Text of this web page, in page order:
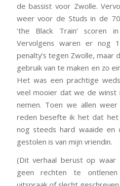
de bassist voor Zwolle.
weer voor de Studs in de
‘the Black Train’
Vervolgens waren er nog
penalty’s tegen Zwolle, maar
gebruik van te maken en zo
Het was een prachtige
veel mooier dat we de winst
nemen. Toen we allen
reden besefte ik het dat
nog steeds hard waaide
gestolen is van mijn vriendin.
(Dit verhaal berust op
geen rechten te ontlenen